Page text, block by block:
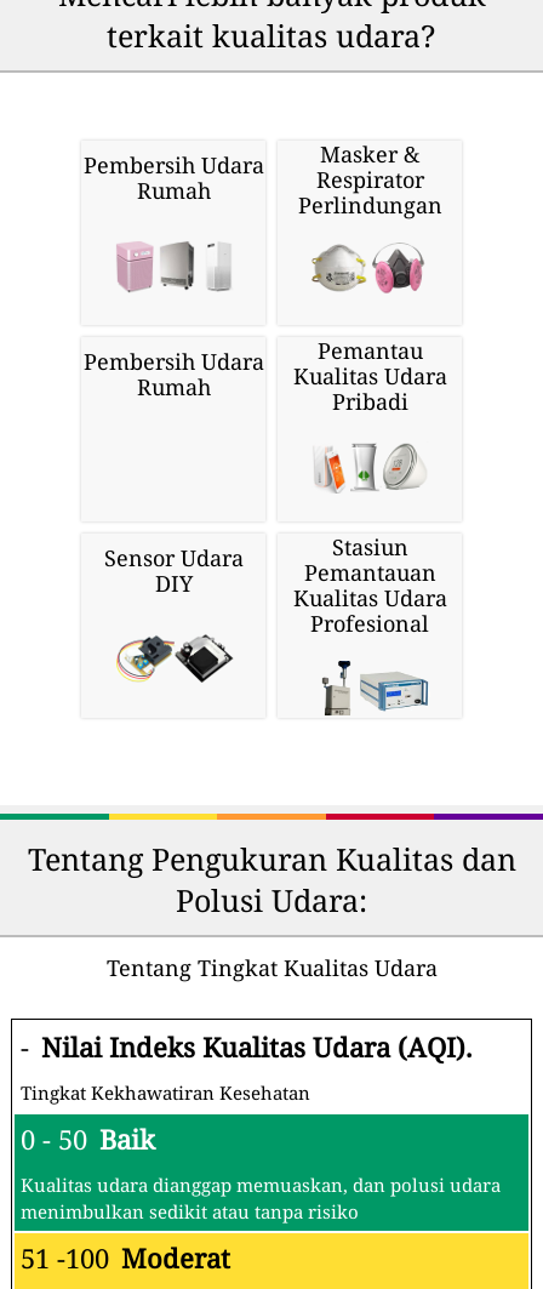
terkait kualitas udara?
Pembersih Udara
Rumah
Masker &
Respirator
Perlindungan
Pembersih Udara
Rumah
Pemantau
Kualitas Udara
Pribadi
Sensor Udara
DIY
Stasiun
Pemantauan
Kualitas Udara
Profesional
Tentang Pengukuran Kualitas dan
Polusi Udara:
Tentang Tingkat Kualitas Udara
- Nilai Indeks Kualitas Udara (AQI).
Tingkat Kekhawatiran Kesehatan
0 - 50 Baik
Kualitas udara dianggap memuaskan, dan polusi udara
menimbulkan sedikit atau tanpa risiko
51 -100 Moderat